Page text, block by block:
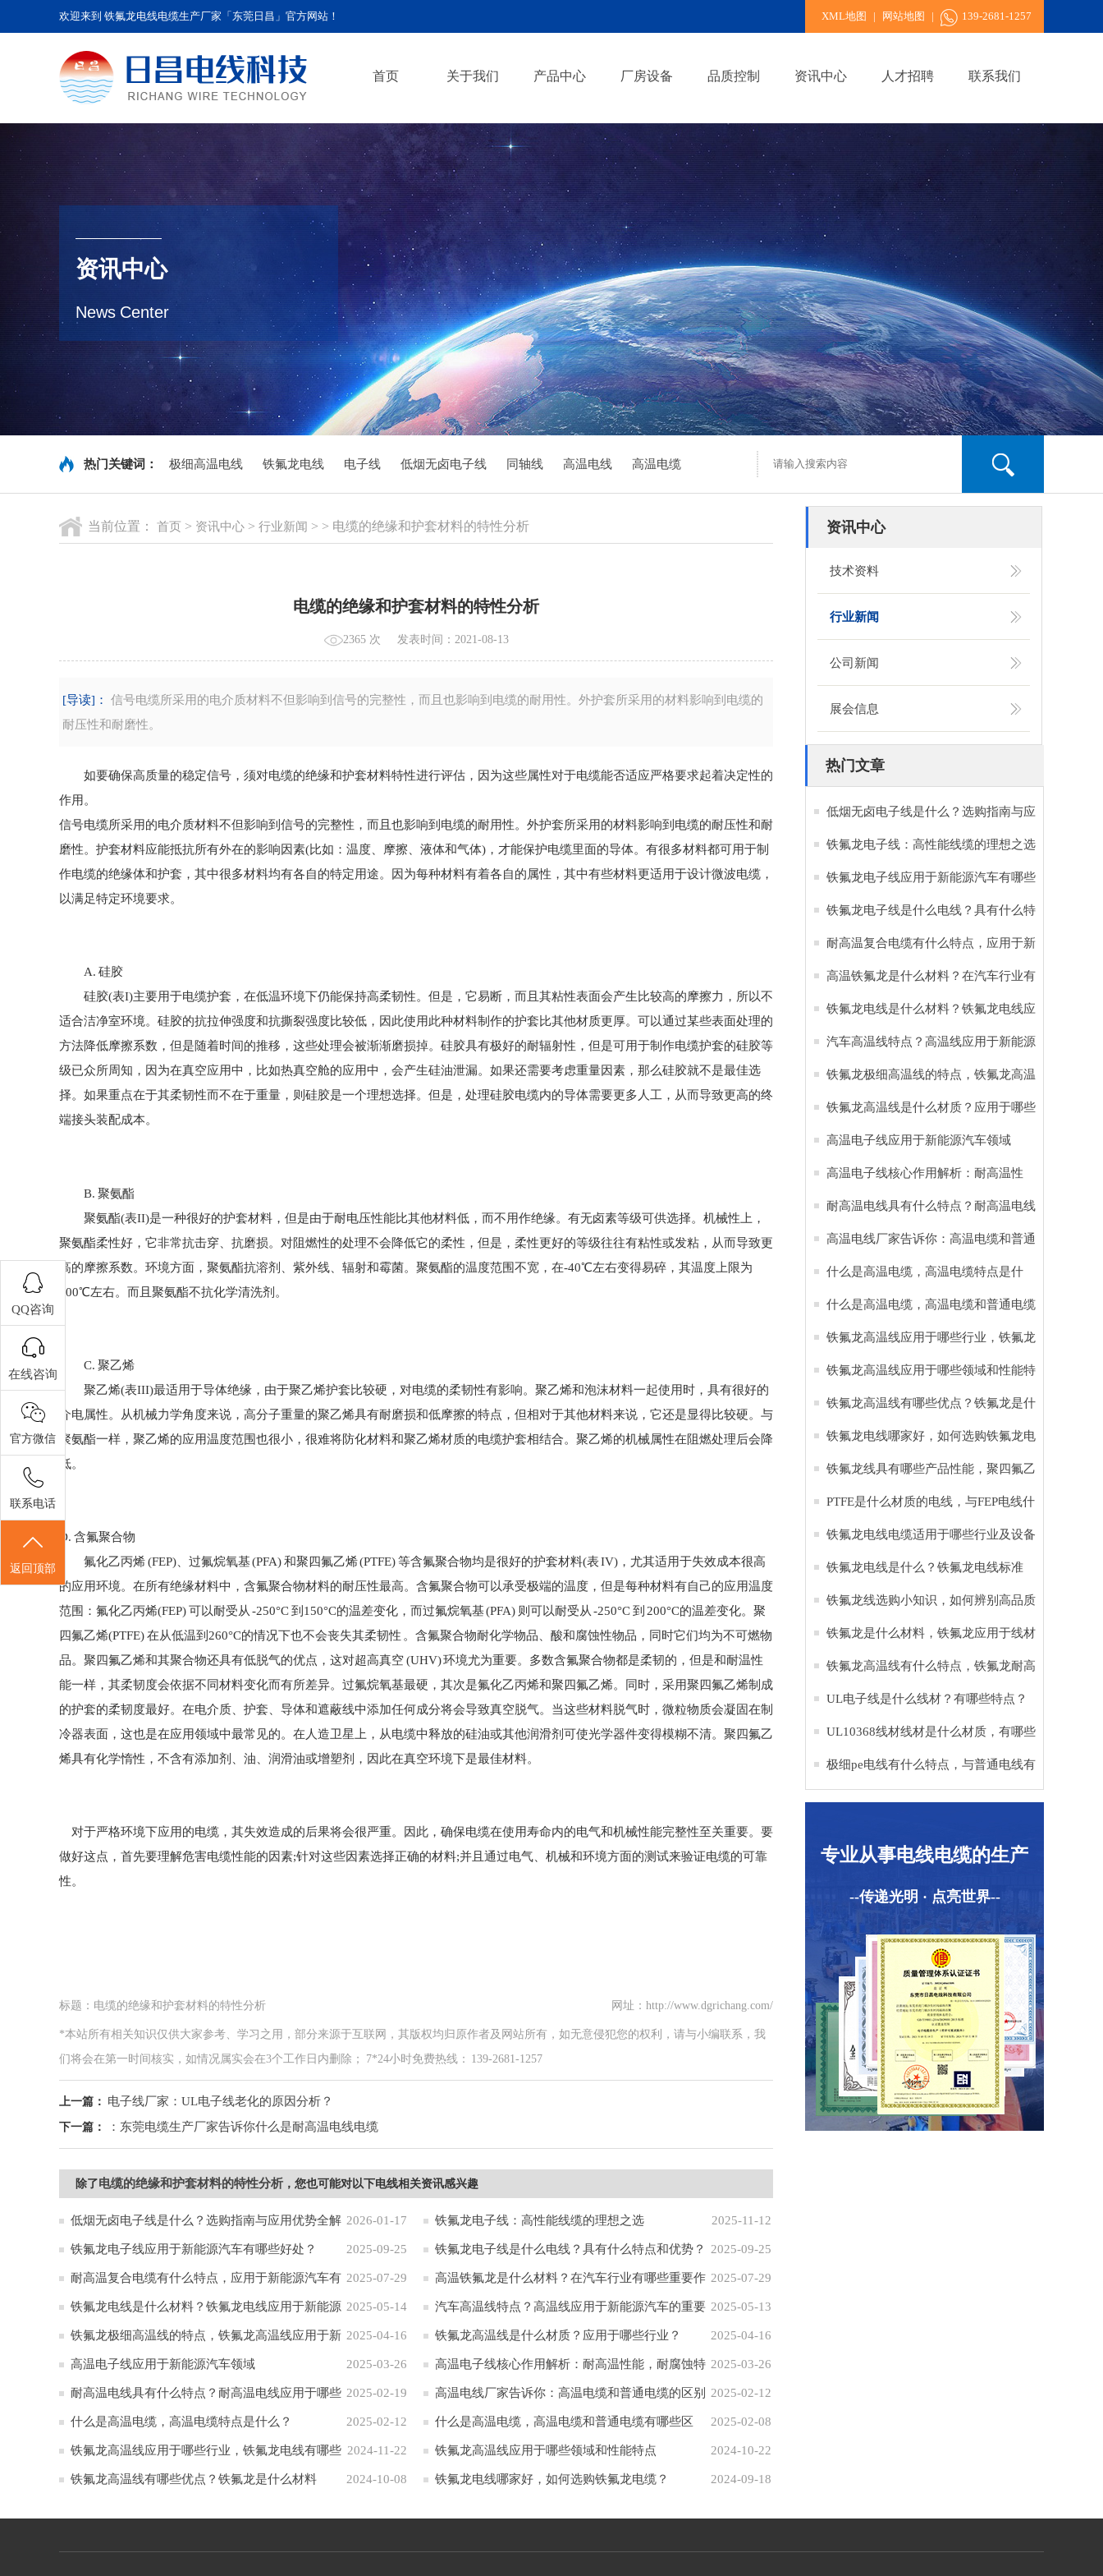
欢迎来到 铁氟龙电线电缆生产厂家「东莞日昌」官方网站！ XML地图 | 网站地图 | 139-2681-1257
首页 关于我们 产品中心 厂房设备 品质控制 资讯中心 人才招聘 联系我们
资讯中心
News Center
热门关键词： 极细高温电线 铁氟龙电线 电子线 低烟无卤电子线 同轴线 高温电线 高温电缆
当前位置： 首页 > 资讯中心 > 行业新闻 > > 电缆的绝缘和护套材料的特性分析
电缆的绝缘和护套材料的特性分析
2365 次 发表时间：2021-08-13
[导读]：
信号电缆所采用的电介质材料不但影响到信号的完整性，而且也影响到电缆的耐用性。外护套所采用的材料影响到电缆的
耐压性和耐磨性。
如要确保高质量的稳定信号，须对电缆的绝缘和护套材料特性进行评估，因为这些属性对于电缆能否适应严格要求起着决定性的
作用。
信号电缆所采用的电介质材料不但影响到信号的完整性，而且也影响到电缆的耐用性。外护套所采用的材料影响到电缆的耐压性和耐
磨性。护套材料应能抵抗所有外在的影响因素(比如：温度、摩擦、液体和气体)，才能保护电缆里面的导体。有很多材料都可用于制
作电缆的绝缘体和护套，其中很多材料均有各自的特定用途。因为每种材料有着各自的属性，其中有些材料更适用于设计微波电缆，
以满足特定环境要求。
A. 硅胶
硅胶(表I)主要用于电缆护套，在低温环境下仍能保持高柔韧性。但是，它易断，而且其粘性表面会产生比较高的摩擦力，所以不
适合洁净室环境。硅胶的抗拉伸强度和抗撕裂强度比较低，因此使用此种材料制作的护套比其他材质更厚。可以通过某些表面处理的
方法降低摩擦系数，但是随着时间的推移，这些处理会被渐渐磨损掉。硅胶具有极好的耐辐射性，但是可用于制作电缆护套的硅胶等
级已众所周知，因为在真空应用中，比如热真空舱的应用中，会产生硅油泄漏。如果还需要考虑重量因素，那么硅胶就不是最佳选
择。如果重点在于其柔韧性而不在于重量，则硅胶是一个理想选择。但是，处理硅胶电缆内的导体需要更多人工，从而导致更高的终
端接头装配成本。
B. 聚氨酯
聚氨酯(表II)是一种很好的护套材料，但是由于耐电压性能比其他材料低，而不用作绝缘。有无卤素等级可供选择。机械性上，
聚氨酯柔性好，它非常抗击穿、抗磨损。对阻燃性的处理不会降低它的柔性，但是，柔性更好的等级往往有粘性或发粘，从而导致更
高的摩擦系数。环境方面，聚氨酯抗溶剂、紫外线、辐射和霉菌。聚氨酯的温度范围不宽，在-40℃左右变得易碎，其温度上限为
100℃左右。而且聚氨酯不抗化学清洗剂。
C. 聚乙烯
聚乙烯(表III)最适用于导体绝缘，由于聚乙烯护套比较硬，对电缆的柔韧性有影响。聚乙烯和泡沫材料一起使用时，具有很好的
介电属性。从机械力学角度来说，高分子重量的聚乙烯具有耐磨损和低摩擦的特点，但相对于其他材料来说，它还是显得比较硬。与
聚氨酯一样，聚乙烯的应用温度范围也很小，很难将防化材料和聚乙烯材质的电缆护套相结合。聚乙烯的机械属性在阻燃处理后会降
低。
D. 含氟聚合物
氟化乙丙烯 (FEP)、过氟烷氧基 (PFA) 和聚四氟乙烯 (PTFE) 等含氟聚合物均是很好的护套材料(表 IV)，尤其适用于失效成本很高
的应用环境。在所有绝缘材料中，含氟聚合物材料的耐压性最高。含氟聚合物可以承受极端的温度，但是每种材料有自己的应用温度
范围：氟化乙丙烯(FEP) 可以耐受从 -250°C 到150°C的温差变化，而过氟烷氧基 (PFA) 则可以耐受从 -250°C 到 200°C的温差变化。聚
四氟乙烯(PTFE) 在从低温到260°C的情况下也不会丧失其柔韧性 。含氟聚合物耐化学物品、酸和腐蚀性物品，同时它们均为不可燃物
品。聚四氟乙烯和其聚合物还具有低脱气的优点，这对超高真空 (UHV) 环境尤为重要。多数含氟聚合物都是柔韧的，但是和耐温性
能一样，其柔韧度会依据不同材料变化而有所差异。过氟烷氧基最硬，其次是氟化乙丙烯和聚四氟乙烯。同时，采用聚四氟乙烯制成
的护套的柔韧度最好。在电介质、护套、导体和遮蔽线中添加任何成分将会导致真空脱气。当这些材料脱气时，微粒物质会凝固在制
冷器表面，这也是在应用领域中最常见的。在人造卫星上，从电缆中释放的硅油或其他润滑剂可使光学器件变得模糊不清。聚四氟乙
烯具有化学惰性，不含有添加剂、油、润滑油或增塑剂，因此在真空环境下是最佳材料。
对于严格环境下应用的电缆，其失效造成的后果将会很严重。因此，确保电缆在使用寿命内的电气和机械性能完整性至关重要。要
做好这点，首先要理解危害电缆性能的因素;针对这些因素选择正确的材料;并且通过电气、机械和环境方面的测试来验证电缆的可靠
性。
标题：电缆的绝缘和护套材料的特性分析 网址：http://www.dgrichang.com/
*本站所有相关知识仅供大家参考、学习之用，部分来源于互联网，其版权均归原作者及网站所有，如无意侵犯您的权利，请与小编联系，我
们将会在第一时间核实，如情况属实会在3个工作日内删除； 7*24小时免费热线： 139-2681-1257
上一篇： 电子线厂家：UL电子线老化的原因分析？
下一篇： ：东莞电缆生产厂家告诉你什么是耐高温电线电缆
除了电缆的绝缘和护套材料的特性分析 ，您也可能对以下电线相关资讯感兴趣
2026-01-17
低烟无卤电子线是什么？选购指南与应用优势全解
析
2025-11-12
铁氟龙电子线：高性能线缆的理想之选
2025-09-25
铁氟龙电子线应用于新能源汽车有哪些好处？ 2025-09-25
铁氟龙电子线是什么电线？具有什么特点和优势？
2025-07-29
耐高温复合电缆有什么特点，应用于新能源汽车有
哪些作用？
2025-07-29
高温铁氟龙是什么材料？在汽车行业有哪些重要作
用？
2025-05-14
铁氟龙电线是什么材料？铁氟龙电线应用于新能源
汽车的原因
2025-05-13
汽车高温线特点？高温线应用于新能源汽车的重要
性
2025-04-16
铁氟龙极细高温线的特点，铁氟龙高温线应用于新
能源汽车
2025-04-16
铁氟龙高温线是什么材质？应用于哪些行业？
2025-03-26
高温电子线应用于新能源汽车领域 2025-03-26
高温电子线核心作用解析：耐高温性能，耐腐蚀特
性 应用于六大领域
2025-02-19
耐高温电线具有什么特点？耐高温电线应用于哪些
行业
2025-02-12
高温电线厂家告诉你：高温电缆和普通电缆的区别
2025-02-12
什么是高温电缆，高温电缆特点是什么？ 2025-02-08
什么是高温电缆，高温电缆和普通电缆有哪些区
别？
2024-11-22
铁氟龙高温线应用于哪些行业，铁氟龙电线有哪些
特点
2024-10-22
铁氟龙高温线应用于哪些领域和性能特点
2024-10-08
铁氟龙高温线有哪些优点？铁氟龙是什么材料 2024-09-18
铁氟龙电线哪家好，如何选购铁氟龙电缆？
资讯中心
技术资料
行业新闻
公司新闻
展会信息
热门文章
低烟无卤电子线是什么？选购指南与应
用优势全解析
铁氟龙电子线：高性能线缆的理想之选
铁氟龙电子线应用于新能源汽车有哪些
好处？
铁氟龙电子线是什么电线？具有什么特
点和优势？
耐高温复合电缆有什么特点，应用于新
能源汽车有哪些作用？
高温铁氟龙是什么材料？在汽车行业有
哪些重要作用？
铁氟龙电线是什么材料？铁氟龙电线应
用于新能源汽车的原因
汽车高温线特点？高温线应用于新能源
汽车的重要性
铁氟龙极细高温线的特点，铁氟龙高温
线应用于新能源汽车
铁氟龙高温线是什么材质？应用于哪些
行业？
高温电子线应用于新能源汽车领域
高温电子线核心作用解析：耐高温性
能，耐腐蚀特性 应用于六大领域
耐高温电线具有什么特点？耐高温电线
应用于哪些行业
高温电线厂家告诉你：高温电缆和普通
电缆的区别
什么是高温电缆，高温电缆特点是什
么？
什么是高温电缆，高温电缆和普通电缆
有哪些区别？
铁氟龙高温线应用于哪些行业，铁氟龙
电线有哪些特点
铁氟龙高温线应用于哪些领域和性能特
点
铁氟龙高温线有哪些优点？铁氟龙是什
么材料
铁氟龙电线哪家好，如何选购铁氟龙电
缆？
铁氟龙线具有哪些产品性能，‌聚四氟乙
烯是什么材料
PTFE是什么材质的电线，与FEP电线什
么区别？
铁氟龙电线电缆适用于哪些行业及设备
铁氟龙电线是什么？铁氟龙电线标准
铁氟龙线选购小知识，如何辨别高品质
铁氟龙电子线
铁氟龙是什么材料，铁氟龙应用于线材
的作用？
铁氟龙高温线有什么特点，铁氟龙耐高
温多少度？
UL电子线是什么线材？有哪些特点？
UL10368线材线材是什么材质，有哪些
作用？
极细pe电线有什么特点，与普通电线有
专业从事电线电缆的生产
--传递光明 · 点亮世界--
QQ咨询
在线咨询
官方微信
联系电话
返回顶部